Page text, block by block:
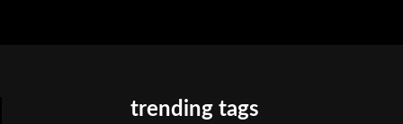
trending tags